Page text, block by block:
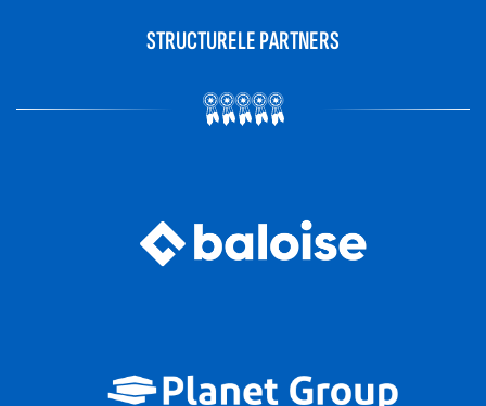
STRUCTURELE PARTNERS